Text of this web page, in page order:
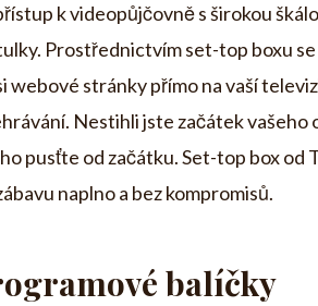
k videopůjčovně s širokou
Prostřednictvím set-top boxu
stránky přímo na vaší
Nestihli jste začátek vašeho
pusťte od začátku. Set-top box od
naplno a bez kompromisů.
balíčky